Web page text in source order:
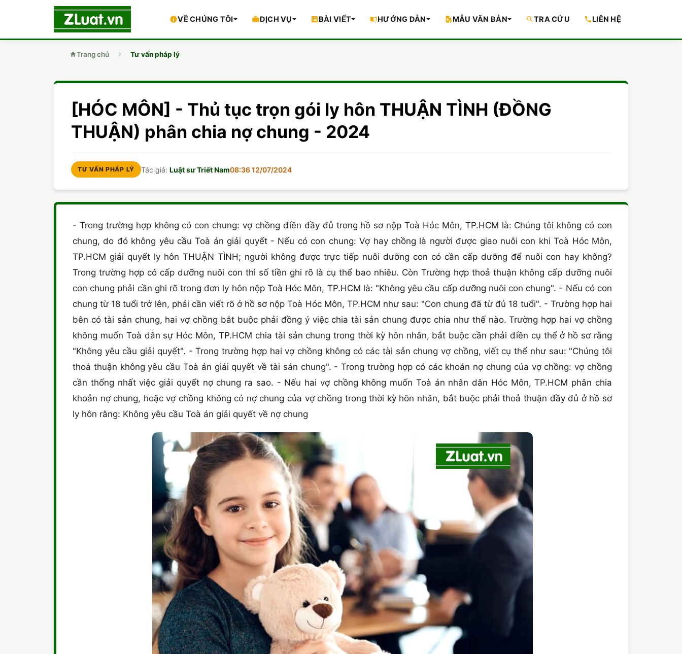
VỀ CHÚNG TÔI DỊCH VỤ BÀI VIẾT HƯỚNG DẪN MẪU VĂN BẢN TRA CỨU LIÊN HỆ
Trang chủ Tư vấn pháp lý
[HÓC MÔN] - Thủ tục trọn gói ly hôn THUẬN TÌNH (ĐỒNG
THUẬN) phân chia nợ chung - 2024
TƯ VẤN PHÁP LÝ Tác giả:Luật sư Triết Nam08:36 12/07/2024
- Trong trường hợp không có con chung: vợ chồng điền đầy đủ trong hồ sơ nộp Toà Hóc Môn, TP.HCM là: Chúng tôi không có con
chung, do đó không yêu cầu Toà án giải quyết - Nếu có con chung: Vợ hay chồng là người được giao nuôi con khi Toà Hóc Môn,
TP.HCM giải quyết ly hôn THUẬN TÌNH; người không được trực tiếp nuôi dưỡng con có cần cấp dưỡng để nuôi con hay không?
Trong trường hợp có cấp dưỡng nuôi con thì số tiền ghi rõ là cụ thể bao nhiêu. Còn Trường hợp thoả thuận không cấp dưỡng nuôi
con chung phải cần ghi rõ trong đơn ly hôn nộp Toà Hóc Môn, TP.HCM là: "Không yêu cầu cấp dưỡng nuôi con chung". - Nếu có con
chung từ 18 tuổi trở lên, phải cần viết rõ ở hồ sơ nộp Toà Hóc Môn, TP.HCM như sau: "Con chung đã từ đủ 18 tuổi". - Trường hợp hai
bên có tài sản chung, hai vợ chồng bắt buộc phải đồng ý việc chia tài sản chung được chia như thế nào. Trường hợp hai vợ chồng
không muốn Toà dân sự Hóc Môn, TP.HCM chia tài sản chung trong thời kỳ hôn nhân, bắt buộc cần phải điền cụ thể ở hồ sơ rằng
"Không yêu cầu giải quyết". - Trong trường hợp hai vợ chồng không có các tài sản chung vợ chồng, viết cụ thể như sau: "Chúng tôi
thoả thuận không yêu cầu Toà án giải quyết về tài sản chung". - Trong trường hợp có các khoản nợ chung của vợ chồng: vợ chồng
cần thống nhất việc giải quyết nợ chung ra sao. - Nếu hai vợ chồng không muốn Toà án nhân dân Hóc Môn, TP.HCM phân chia
khoản nợ chung, hoặc vợ chồng không có nợ chung của vợ chồng trong thời kỳ hôn nhân, bắt buộc phải thoả thuận đầy đủ ở hồ sơ
ly hôn rằng: Không yêu cầu Toà án giải quyết về nợ chung